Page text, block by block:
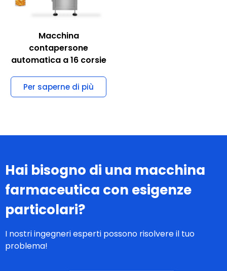
Macchina
contapersone
automatica a 16 corsie
Per saperne di più
Hai bisogno di una macchina
farmaceutica con esigenze
particolari?
I nostri ingegneri esperti possono risolvere il tuo
problema!